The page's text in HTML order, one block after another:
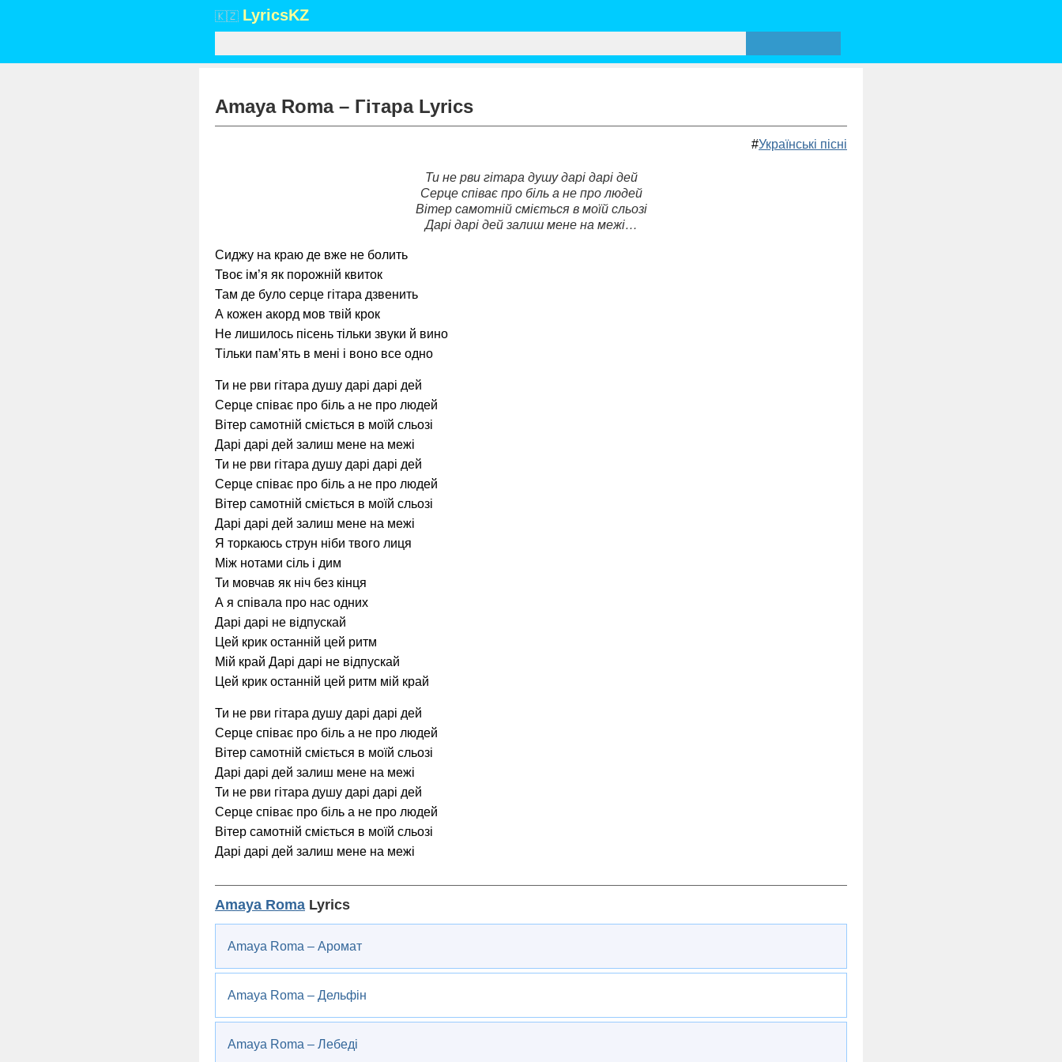
🇰🇿 LyricsKZ
Amaya Roma – Гітара Lyrics
#Українські пісні
Ти не рви гітара душу дарі дарі дей
Серце співає про біль а не про людей
Вітер самотній сміється в моїй сльозі
Дарі дарі дей залиш мене на межі…
Сиджу на краю де вже не болить
Твоє ім’я як порожній квиток
Там де було серце гітара дзвенить
А кожен акорд мов твій крок
Не лишилось пісень тільки звуки й вино
Тільки пам’ять в мені і воно все одно
Ти не рви гітара душу дарі дарі дей
Серце співає про біль а не про людей
Вітер самотній сміється в моїй сльозі
Дарі дарі дей залиш мене на межі
Ти не рви гітара душу дарі дарі дей
Серце співає про біль а не про людей
Вітер самотній сміється в моїй сльозі
Дарі дарі дей залиш мене на межі
Я торкаюсь струн ніби твого лиця
Між нотами сіль і дим
Ти мовчав як ніч без кінця
А я співала про нас одних
Дарі дарі не відпускай
Цей крик останній цей ритм
Мій край Дарі дарі не відпускай
Цей крик останній цей ритм мій край
Ти не рви гітара душу дарі дарі дей
Серце співає про біль а не про людей
Вітер самотній сміється в моїй сльозі
Дарі дарі дей залиш мене на межі
Ти не рви гітара душу дарі дарі дей
Серце співає про біль а не про людей
Вітер самотній сміється в моїй сльозі
Дарі дарі дей залиш мене на межі
Amaya Roma Lyrics
Amaya Roma – Аромат
Amaya Roma – Дельфін
Amaya Roma – Лебеді